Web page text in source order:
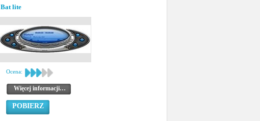
Bat lite
Ocena:
Więcej informacji…
POBIERZ